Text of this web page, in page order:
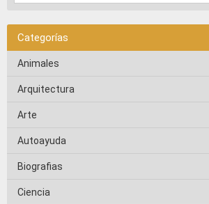
Categorías
Animales
Arquitectura
Arte
Autoayuda
Biografias
Ciencia